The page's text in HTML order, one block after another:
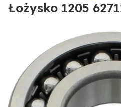
Łożysko 1205